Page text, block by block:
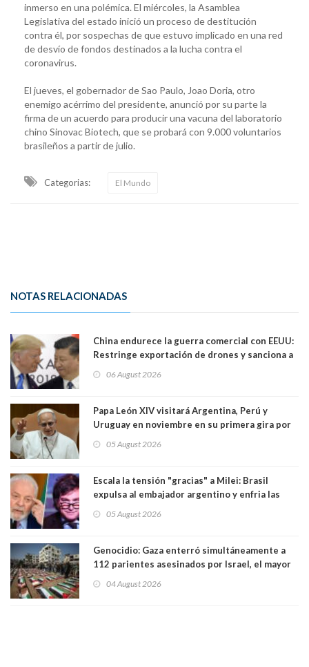
inmerso en una polémica. El miércoles, la Asamblea
Legislativa del estado inició un proceso de destitución
contra él, por sospechas de que estuvo implicado en una red
de desvío de fondos destinados a la lucha contra el
coronavirus.
El jueves, el gobernador de Sao Paulo, Joao Doria, otro
enemigo acérrimo del presidente, anunció por su parte la
firma de un acuerdo para producir una vacuna del laboratorio
chino Sinovac Biotech, que se probará con 9.000 voluntarios
brasileños a partir de julio.
Categorias: El Mundo
NOTAS RELACIONADAS
China endurece la guerra comercial con EEUU:
Restringe exportación de drones y sanciona a
06 August 2026
Papa León XIV visitará Argentina, Perú y
Uruguay en noviembre en su primera gira por
05 August 2026
Escala la tensión "gracias" a Milei: Brasil
expulsa al embajador argentino y enfria las
trasandino
05 August 2026
Genocidio: Gaza enterró simultáneamente a
112 parientes asesinados por Israel, el mayor
muertos figuran 44 niños y nueve ancianos
04 August 2026